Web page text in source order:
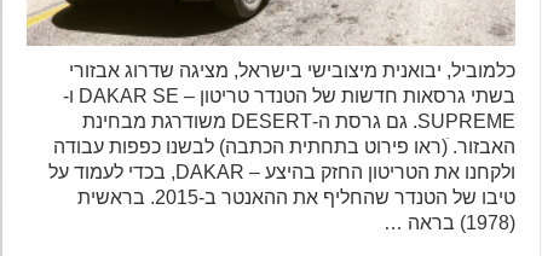
כלמוביל, יבואנית מיצובישי בישראל, מציגה שדרוג אבזורי
בשתי גרסאות חדשות של הטנדר טריטון – DAKAR SE ו-
SUPREME. גם גרסת ה-DESERT משודרגת מבחינת
האבזור. ׁ(ראו פירוט בתחתית הכתבה) לבשנו כפפות עבודה
ולקחנו את הטריטון החזק בהיצע – DAKAR, בכדי לעמוד על
טיבו של הטנדר שהחליף את ההאנטר ב-2015. בראשית